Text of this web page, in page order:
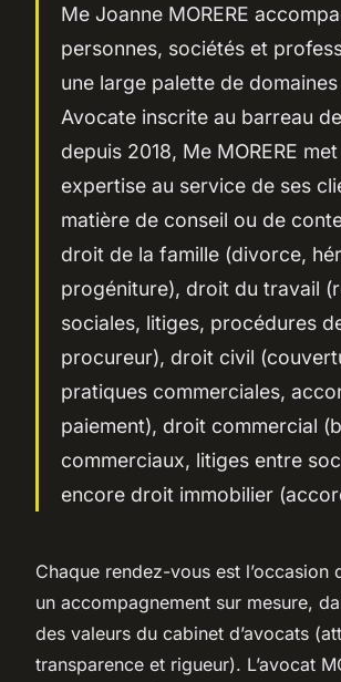
Me Joanne MORERE
personnes, sociétés et
une large palette de
Avocate inscrite au barreau
depuis 2018, Me MORERE
expertise au service de ses
matière de conseil ou de
droit de la famille (divorce,
progéniture), droit du travail
sociales, litiges, procédures
procureur), droit civil
pratiques commerciales,
paiement), droit commercial
commerciaux, litiges entre
encore droit immobilier
Chaque rendez-vous est l’occasion
un accompagnement sur mesure,
des valeurs du cabinet d’avocats
transparence et rigueur). L’avocat